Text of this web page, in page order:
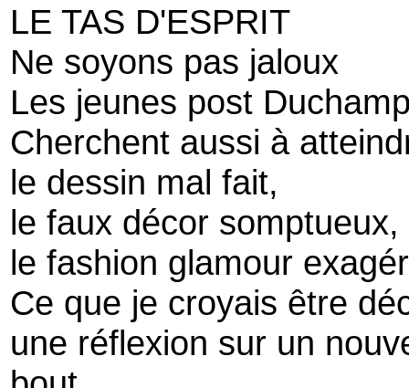
LE TAS D'ESPRIT
Ne soyons pas jaloux
Les jeunes post
Cherchent aussi à
le dessin mal fait,
le faux décor somptueux,
le fashion glamour
Ce que je croyais être
une réflexion sur un